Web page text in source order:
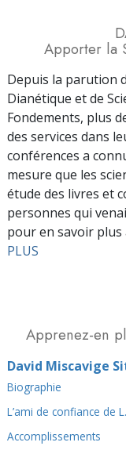
Apporter la
Depuis la parution
Dianétique et de
Fondements, plus
des services dans
conférences a
mesure que les
étude des livres et
personnes qui
pour en savoir plus
PLUS
Apprenez-en
David Miscavige
Biographie
L’ami de confiance de
Accomplissements